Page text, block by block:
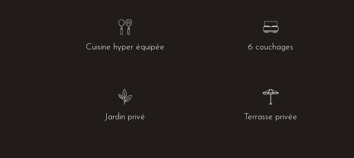
Cuisine hyper équipée 6 couchages
Jardin privé Terrasse privée